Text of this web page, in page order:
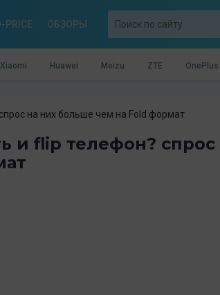
PRICE ОБЗОРЫ
Xiaomi Huawei Meizu ZTE OnePlus
на них больше чем на Fold формат
и flip телефон? спрос